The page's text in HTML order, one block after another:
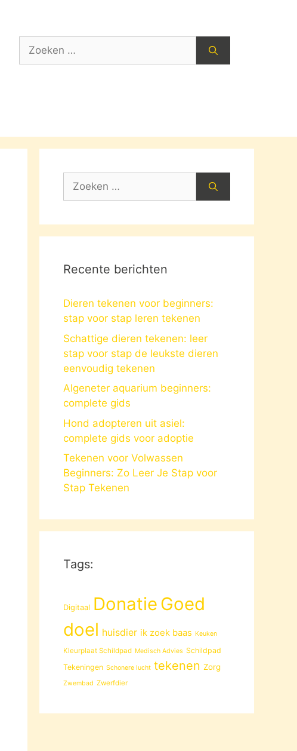
Zoek
Zoek
Recente berichten
Dieren tekenen voor beginners:
stap voor stap leren tekenen
Schattige dieren tekenen: leer
stap voor stap de leukste dieren
eenvoudig tekenen
Algeneter aquarium beginners:
complete gids
Hond adopteren uit asiel:
complete gids voor adoptie
Tekenen voor Volwassen
Beginners: Zo Leer Je Stap voor
Stap Tekenen
Tags:
Digitaal Donatie Goed
doel huisdier ik zoek baas Keuken
Kleurplaat Schildpad Medisch Advies Schildpad
Tekeningen Schonere lucht tekenen Zorg
Zwembad Zwerfdier